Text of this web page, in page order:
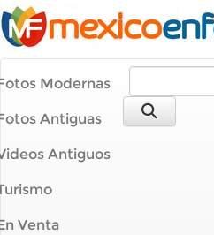
Modernas
Antiguas
Antiguos
Venta